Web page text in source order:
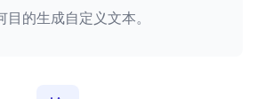
目的生成自定义文本。